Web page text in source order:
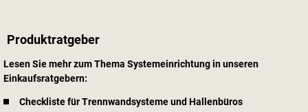
Produktratgeber
Lesen Sie mehr zum Thema Systemeinrichtung in unseren
Einkaufsratgebern:
Checkliste für Trennwandsysteme und Hallenbüros